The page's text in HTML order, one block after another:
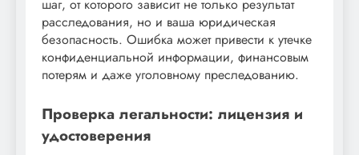
шаг, от которого зависит не только результат
расследования, но и ваша юридическая
безопасность. Ошибка может привести к утечке
конфиденциальной информации, финансовым
потерям и даже уголовному преследованию.
Проверка легальности: лицензия и
удостоверения